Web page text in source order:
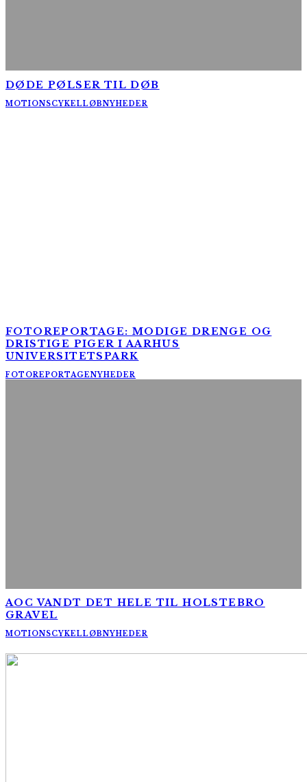
DØDE PØLSER TIL DØB
MOTIONSCYKELLØBNYHEDER
FOTOREPORTAGE: MODIGE DRENGE OG
DRISTIGE PIGER I AARHUS
UNIVERSITETSPARK
FOTOREPORTAGENYHEDER
AOC VANDT DET HELE TIL HOLSTEBRO
GRAVEL
MOTIONSCYKELLØBNYHEDER